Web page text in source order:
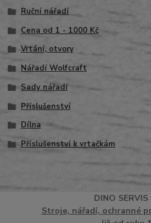
Ruční nářadí
Cena od 1 - 1000 Kč
Vrtání, otvory
Nářadí Wolfcraft
Sady nářadí
Příslušenství
Dílna
Příslušenství k vrtačkám
DINO SERVIS
Stroje, nářadí, ochranné